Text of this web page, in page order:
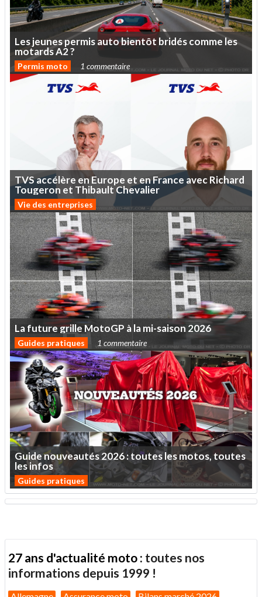
Lesjeunespermisautobientôt bridéscommeles
motardsA2?
Permis moto 1 commentaire
TVSaccélère enEurope et enFrance avecRichard
Tougeron et Thibault Chevalier
Vie des entreprises
Lafuturegrille MotoGP àlami-saison 2026
Guides pratiques 1 commentaire
Guidenouveautés2026:touteslesmotos,toutes
lesinfos
Guides pratiques
27 ans d'actualité moto : toutes nos
informations depuis 1999 !